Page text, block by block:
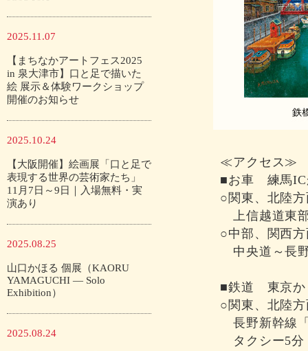
2025.11.07
【まちなかアートフェス2025
in 泉大津市】口と足で描いた
絵 展示＆体験ワークショップ
開催のお知らせ
2025.10.24
【大阪開催】絵画展「口と足で
表現する世界の芸術家たち」
11月7日～9日｜入場無料・実
演あり
2025.08.25
山口かほる 個展（KAORU
YAMAGUCHI — Solo
Exhibition）
2025.08.24
≪アクセス≫
■お車 練馬IC
○関東、北陸
上信越道東
○中部、関西
中央道～長
■鉄道 東京か
○関東、北陸
長野新幹線
タクシー5分